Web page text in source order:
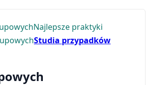
Najlepsze praktyki
Studia przypadków